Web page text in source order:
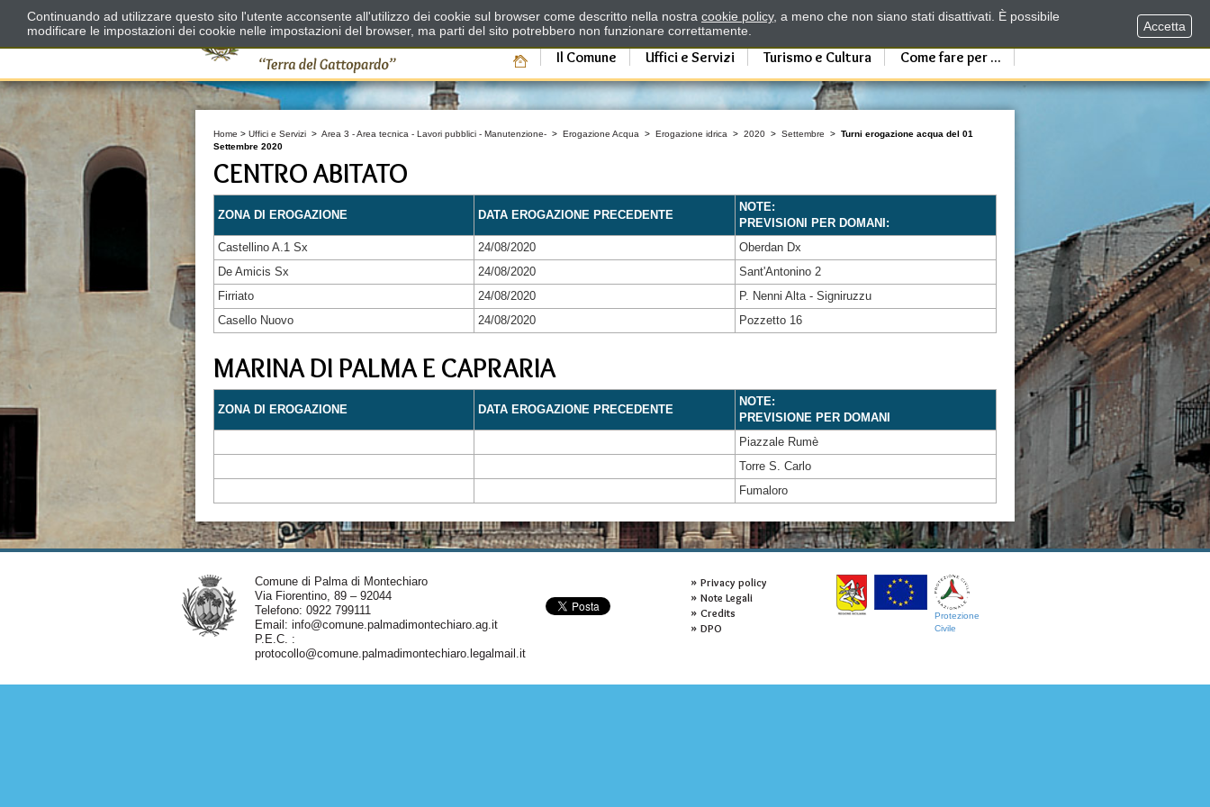
Il Comune Uffici e Servizi Turismo e Cultura Come fare per ...
Home > Uffici e Servizi > Area 3 - Area tecnica - Lavori pubblici - Manutenzione- > Erogazione Acqua > Erogazione idrica > 2020 > Settembre > Turni erogazione acqua del 01
Settembre 2020
CENTRO ABITATO
ZONA DI EROGAZIONE DATA EROGAZIONE PRECEDENTE
NOTE:
PREVISIONI PER DOMANI:
Castellino A.1 Sx
24/08/2020
Oberdan Dx
De Amicis Sx
24/08/2020
Sant'Antonino 2
Firriato
24/08/2020
P. Nenni Alta - Signiruzzu
Casello Nuovo
24/08/2020 Pozzetto 16
MARINA DI PALMA E CAPRARIA
ZONA DI EROGAZIONE DATA EROGAZIONE PRECEDENTE
NOTE:
PREVISIONE PER DOMANI
Piazzale Rumè
Torre S. Carlo
Fumaloro
Comune di Palma di Montechiaro
Via Fiorentino, 89 – 92044
Telefono: 0922 799111
Email: info@comune.palmadimontechiaro.ag.it
P.E.C. :
protocollo@comune.palmadimontechiaro.legalmail.it
Privacy policy
Note Legali
Credits
DPO
Protezione
Civile
Continuando ad utilizzare questo sito l'utente acconsente all'utilizzo dei cookie sul browser come descritto nella nostra cookie policy, a meno che non siano stati disattivati. È possibile
modificare le impostazioni dei cookie nelle impostazioni del browser, ma parti del sito potrebbero non funzionare correttamente.
Accetta